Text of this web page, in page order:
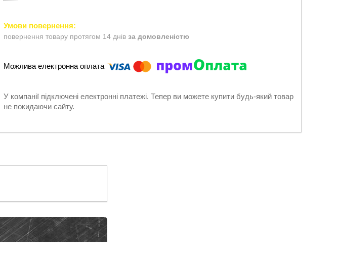
повернення товару протягом 14 днів за домовленістю
У компанії підключені електронні платежі. Тепер ви можете купити будь-який товар
не покидаючи сайту.